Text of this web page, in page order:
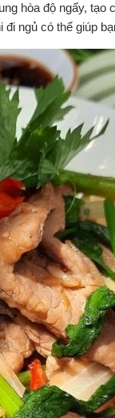
hòa độ ngấy, tạo
ngủ có thể giúp